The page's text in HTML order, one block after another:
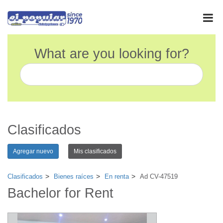
What are you looking for?
Clasificados
Agregar nuevo Mis clasificados
Clasificados Bienes raíces En renta Ad CV-47519
Bachelor for Rent